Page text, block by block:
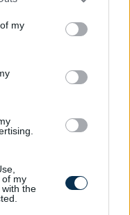
You may click to
third-party tags to
in below Google
my
of my
the
nyertél